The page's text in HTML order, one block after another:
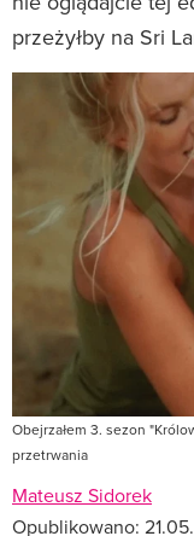
przeżyłby na Sri
Obejrzałem 3. sezon
przetrwania
Mateusz Sidorek
Opublikowano: